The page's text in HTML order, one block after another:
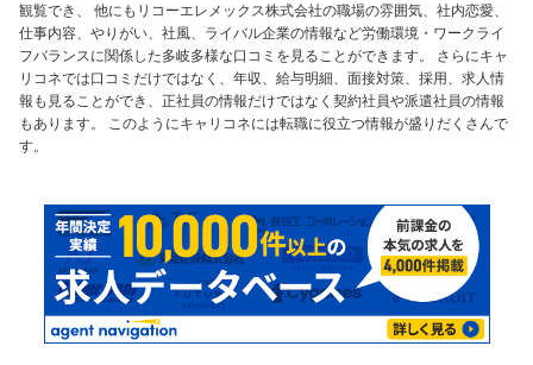
観覧でき、 他にもリコーエレメックス株式会社の職場の雰囲気、社内恋愛、
仕事内容、やりがい、社風、ライバル企業の情報など労働環境・ワークライ
フバランスに関係した多岐多様な口コミを見ることができます。 さらにキャ
リコネでは口コミだけではなく、年収、給与明細、面接対策、採用、求人情
報も見ることができ、正社員の情報だけではなく契約社員や派遣社員の情報
もあります。 このようにキャリコネには転職に役立つ情報が盛りだくさんで
す。